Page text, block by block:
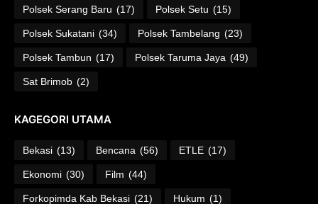
Polsek Serang Baru (17) Polsek Setu (15)
Polsek Sukatani (34) Polsek Tambelang (23)
Polsek Tambun (17) Polsek Taruma Jaya (49)
Sat Brimob (2)
KAGEGORI UTAMA
Bekasi (13) Bencana (56) ETLE (17)
Ekonomi (30) Film (44)
Forkopimda Kab Bekasi (21) Hukum (1)